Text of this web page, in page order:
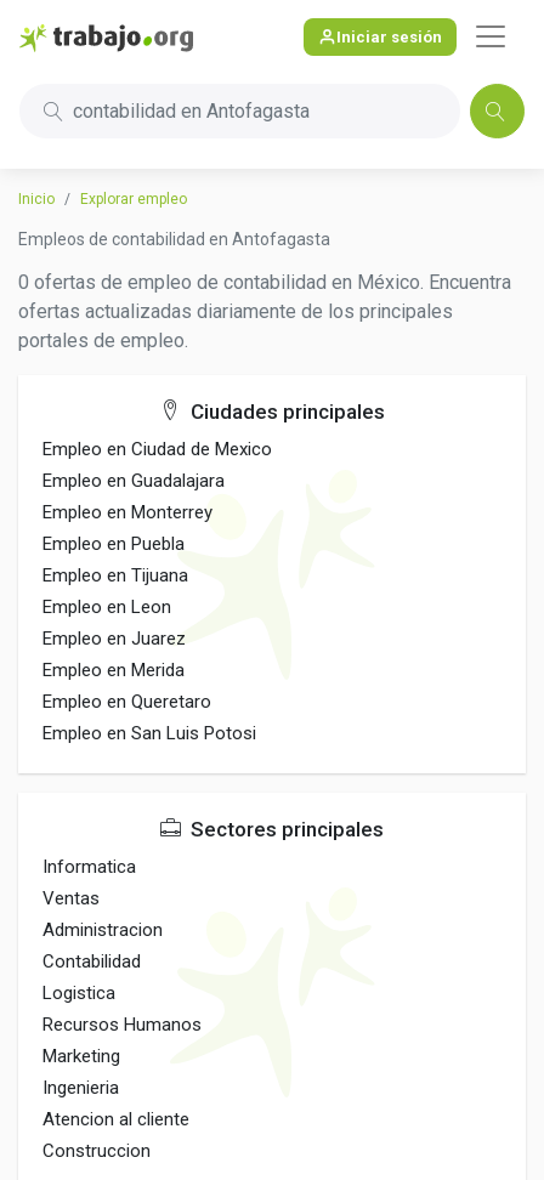
Iniciar sesión
contabilidad en Antofagasta
Inicio Explorar empleo
Empleos de contabilidad en Antofagasta
0 ofertas de empleo de contabilidad en México. Encuentra
ofertas actualizadas diariamente de los principales
portales de empleo.
Ciudades principales
Empleo en Ciudad de Mexico
Empleo en Guadalajara
Empleo en Monterrey
Empleo en Puebla
Empleo en Tijuana
Empleo en Leon
Empleo en Juarez
Empleo en Merida
Empleo en Queretaro
Empleo en San Luis Potosi
Sectores principales
Informatica
Ventas
Administracion
Contabilidad
Logistica
Recursos Humanos
Marketing
Ingenieria
Atencion al cliente
Construccion